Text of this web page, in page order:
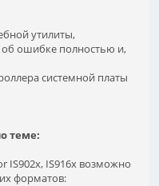
утилиты,
об ошибке полностью и,
системной платы
теме:
IS902x, IS916x возможно
форматов: